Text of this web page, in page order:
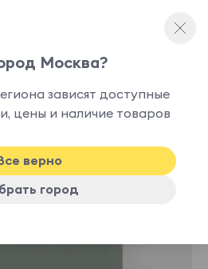
Москва?
зависят доступные
цены и наличие товаров
верно
город